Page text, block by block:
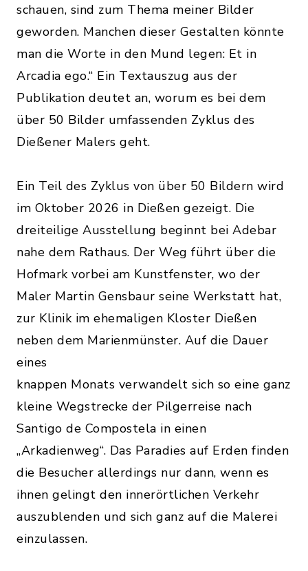
schauen, sind zum Thema meiner Bilder
geworden. Manchen dieser Gestalten könnte
man die Worte in den Mund legen: Et in
Arcadia ego.“ Ein Textauszug aus der
Publikation deutet an, worum es bei dem
über 50 Bilder umfassenden Zyklus des
Dießener Malers geht.
Ein Teil des Zyklus von über 50 Bildern wird
im Oktober 2026 in Dießen gezeigt. Die
dreiteilige Ausstellung beginnt bei Adebar
nahe dem Rathaus. Der Weg führt über die
Hofmark vorbei am Kunstfenster, wo der
Maler Martin Gensbaur seine Werkstatt hat,
zur Klinik im ehemaligen Kloster Dießen
neben dem Marienmünster. Auf die Dauer
eines
knappen Monats verwandelt sich so eine ganz
kleine Wegstrecke der Pilgerreise nach
Santigo de Compostela in einen
„Arkadienweg“. Das Paradies auf Erden finden
die Besucher allerdings nur dann, wenn es
ihnen gelingt den innerörtlichen Verkehr
auszublenden und sich ganz auf die Malerei
einzulassen.